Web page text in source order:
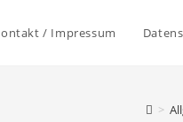
/ Impressum
>